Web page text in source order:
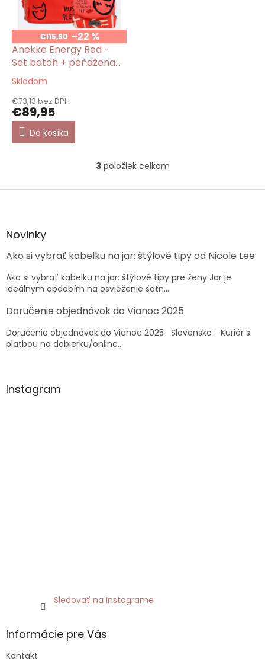
€115,90 –22 %
Anekke Energy Red -
Set batoh + peňažena
na mince
Priemerné
produktu
je
5,0
Skladom
€73,13 bez DPH
€89,95
Do košíka
O
l
i
e
p
r
v
k
y
v
ý
3položiek celkom
Z
äNovinky
Ako si vybrať kabelku na jar: štýlové tipy od Nicole Lee
Ako si vybrať kabelku na jar: štýlové tipy pre ženy Jar je
ideálnym obdobím na osvieženie šatn...
Doručenie objednávok do Vianoc 2025
Doručenie objednávok do Vianoc 2025 Slovensko : Kuriér s
platbou na dobierku/online...
Instagram
Sledovať na Instagrame
Informácie pre Vás
Kontakt